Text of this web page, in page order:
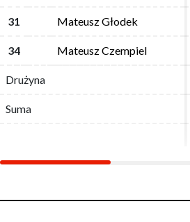
31 Mateusz Głodek
34 Mateusz Czempiel
Drużyna
Suma
31 Mateusz Głodek
34 Mateusz Czempiel
Drużyna
Suma